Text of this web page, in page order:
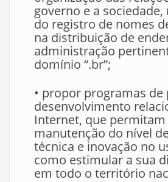
governo e a sociedade,
do registro de nomes
na distribuição de
administração
domínio “.br”;
• propor programas de
desenvolvimento
Internet, que permitam
manutenção do nível
técnica e inovação no
como estimular a sua
em todo o território